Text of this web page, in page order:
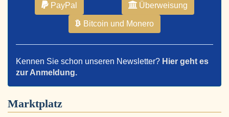
PayPal Überweisung
Bitcoin und Monero
Kennen Sie schon unseren Newsletter? Hier geht es
zur Anmeldung.
Marktplatz